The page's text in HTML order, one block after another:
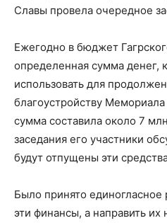
Славы провела очередное
Ежегодно в бюджет
определенная сумма денег,
использовать для
благоустройству
сумма составила около 7
заседания его участники
будут отпущены эти
Было принято
эти финансы, а направить их